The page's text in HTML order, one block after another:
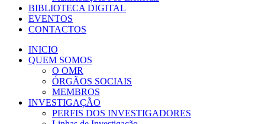
BIBLIOTECA DIGITAL
EVENTOS
CONTACTOS
INICIO
QUEM SOMOS
O OMR
ÓRGÃOS SOCIAIS
MEMBROS
INVESTIGAÇÃO
PERFIS DOS INVESTIGADORES